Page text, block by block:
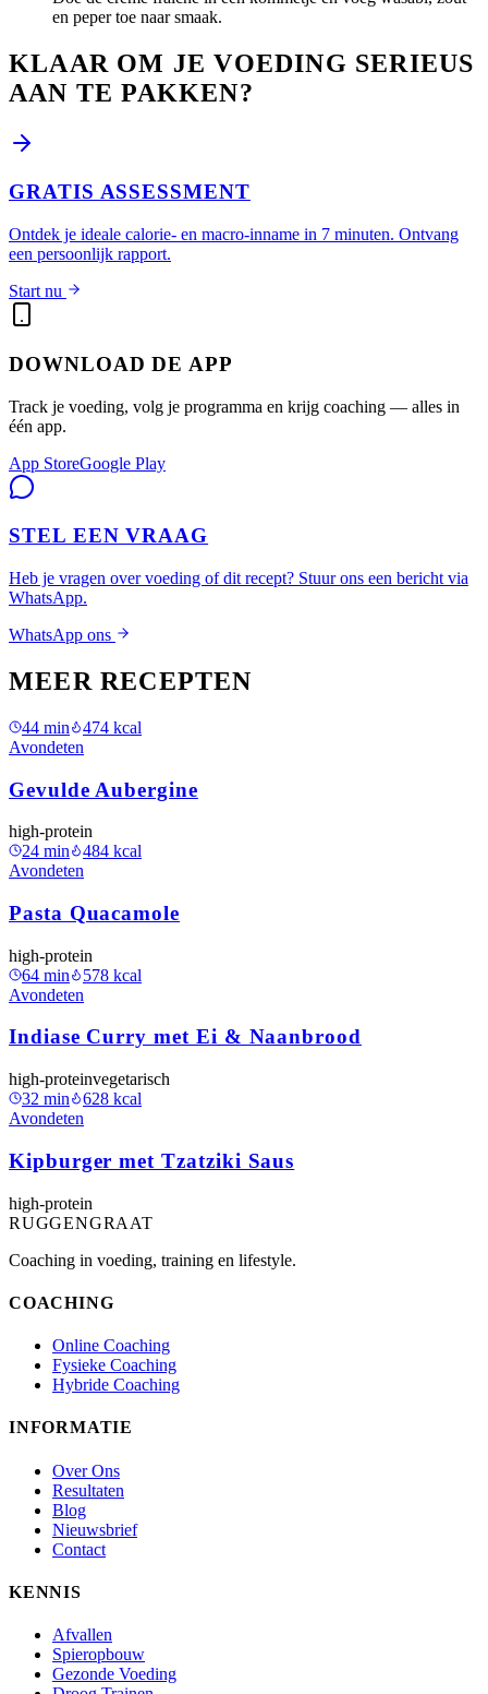
en peper toe naar smaak.
KLAAR OM JE VOEDING SERIEUS
AAN TE PAKKEN?
GRATIS ASSESSMENT
Ontdek je ideale calorie- en macro-inname in 7 minuten. Ontvang
een persoonlijk rapport.
Start nu
DOWNLOAD DE APP
Track je voeding, volg je programma en krijg coaching — alles in
één app.
App StoreGoogle Play
STEL EEN VRAAG
Heb je vragen over voeding of dit recept? Stuur ons een bericht via
WhatsApp.
WhatsApp ons
MEER RECEPTEN
44 min 474 kcal
Avondeten
Gevulde Aubergine
high-protein
24 min 484 kcal
Avondeten
Pasta Quacamole
high-protein
64 min 578 kcal
Avondeten
Indiase Curry met Ei & Naanbrood
high-proteinvegetarisch
32 min 628 kcal
Avondeten
Kipburger met Tzatziki Saus
high-protein
RUGGENGRAAT
Coaching in voeding, training en lifestyle.
COACHING
Online Coaching
Fysieke Coaching
Hybride Coaching
INFORMATIE
Over Ons
Resultaten
Blog
Nieuwsbrief
Contact
KENNIS
Afvallen
Spieropbouw
Gezonde Voeding